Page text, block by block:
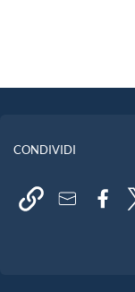
CONDIVIDI